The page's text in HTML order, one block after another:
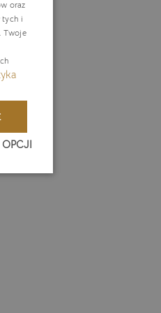
oraz
tych i
Twoje